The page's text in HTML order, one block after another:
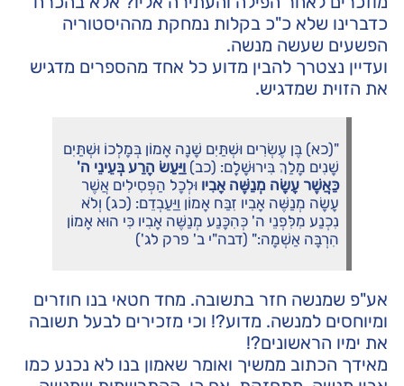
כדברינו שלא כ"כ בקלות נמחקת מההיסטוריה
הפשעים שעשה מנשה.
ועדיין נצטרך להבין מדוע כל אחד מהספרים מדגיש
את הזוית שמדגיש.
"(כא) בֶּן עֶשְׂרִים וּשְׁתַּיִם שָׁנָה אָמוֹן בְּמָלְכוֹ וּשְׁתַּיִם
שָׁנִים מָלַךְ בִּירוּשָׁלִָם: (כב) וַיַּעַשׂ הָרַע בְּעֵינֵי ה'
כַּאֲשֶׁר עָשָׂה מְנַשֶּׁה אָבִיו וּלְכָל הַפְּסִילִים אֲשֶׁר
עָשָׂה מְנַשֶּׁה אָבִיו זִבַּח אָמוֹן וַיַּעַבְדֵם: (כג) וְלֹא
נִכְנַע מִלִּפְנֵי ה' כְּהִכָּנַע מְנַשֶּׁה אָבִיו כִּי הוּא אָמוֹן
הִרְבָּה אַשְׁמָה:" (דבה"י ב' פרק לג')
אע"פ שמנשה חזר בתשובה. מחד חטאי בנו חוזרים
ומיוחסים למנשה. מדוע?! וכי מזכירים לבעל תשובה
את ימיו הראשונים?!
מאידך הכתוב ממשיך ואומר שאמון בנו לא נכנע כמו